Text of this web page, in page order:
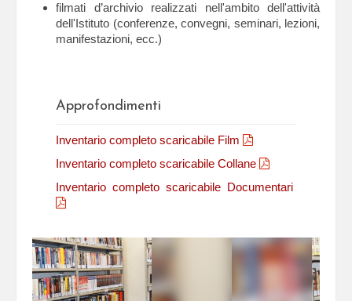
filmati d’archivio realizzati nell'ambito dell'attività
dell'Istituto (conferenze, convegni, seminari, lezioni,
manifestazioni, ecc.)
Approfondimenti
Inventario completo scaricabile Film
Inventario completo scaricabile Collane
Inventario completo scaricabile Documentari